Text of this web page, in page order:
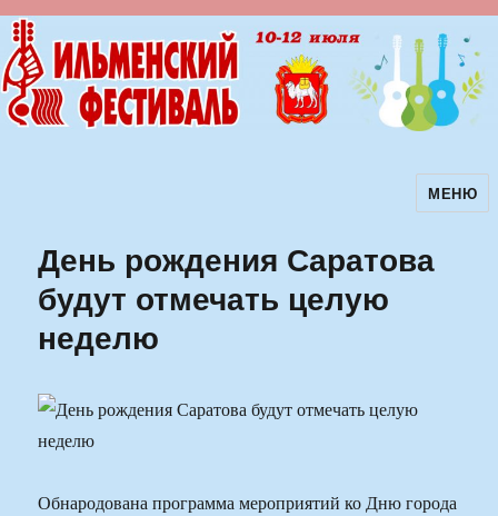
Ильменский фестиваль авторскойМЕНЮ
День рождения Саратова
будут отмечать целую
неделю
Обнародована программа мероприятий ко Дню города